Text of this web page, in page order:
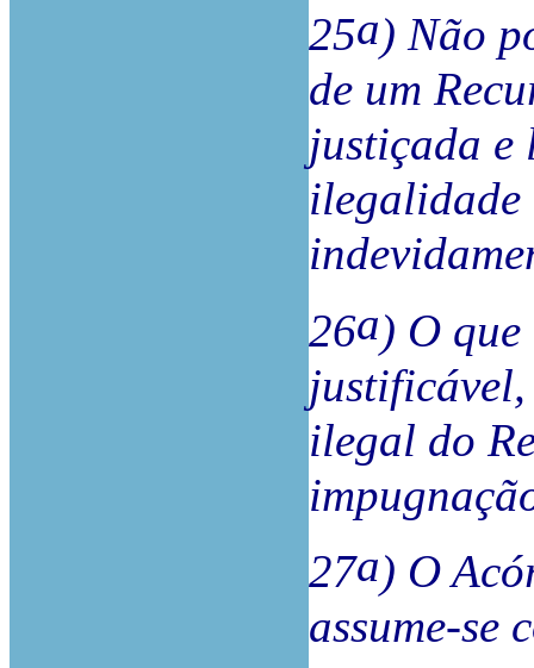
25a) Não
de um
justiçada e
ilegalidade
26a) O
justificável,
ilegal do
27a) O
assume-se